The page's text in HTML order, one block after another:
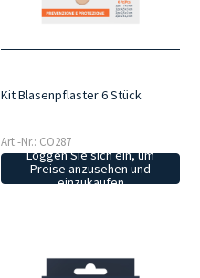
Kit Blasenpflaster 6 Stück
Art.-Nr.: CO287
Loggen Sie sich ein, um
Preise anzusehen und
einzukaufen